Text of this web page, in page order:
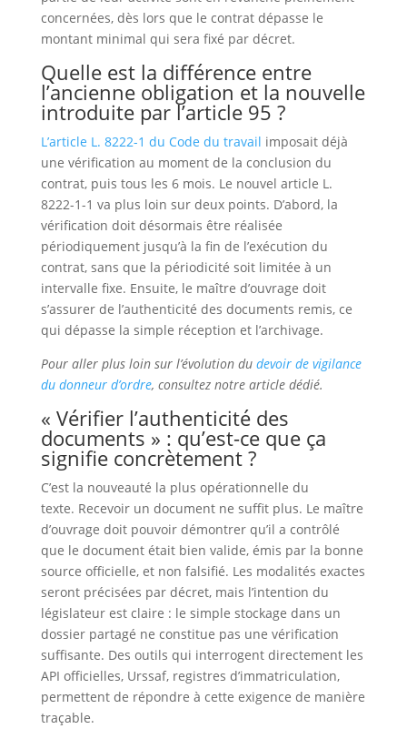
concernées, dès lors que le contrat dépasse le
montant minimal qui sera fixé par décret.
Quelle est la différence entre
l’ancienne obligation et la nouvelle
introduite par l’article 95 ?
L’article L. 8222-1 du Code du travail imposait déjà
une vérification au moment de la conclusion du
contrat, puis tous les 6 mois. Le nouvel article L.
8222-1-1 va plus loin sur deux points. D’abord, la
vérification doit désormais être réalisée
périodiquement jusqu’à la fin de l’exécution du
contrat, sans que la périodicité soit limitée à un
intervalle fixe. Ensuite, le maître d’ouvrage doit
s’assurer de l’authenticité des documents remis, ce
qui dépasse la simple réception et l’archivage.
Pour aller plus loin sur l’évolution du devoir de vigilance
du donneur d’ordre, consultez notre article dédié.
« Vérifier l’authenticité des
documents » : qu’est-ce que ça
signifie concrètement ?
C’est la nouveauté la plus opérationnelle du
texte. Recevoir un document ne suffit plus. Le maître
d’ouvrage doit pouvoir démontrer qu’il a contrôlé
que le document était bien valide, émis par la bonne
source officielle, et non falsifié. Les modalités exactes
seront précisées par décret, mais l’intention du
législateur est claire : le simple stockage dans un
dossier partagé ne constitue pas une vérification
suffisante. Des outils qui interrogent directement les
API officielles, Urssaf, registres d’immatriculation,
permettent de répondre à cette exigence de manière
traçable.